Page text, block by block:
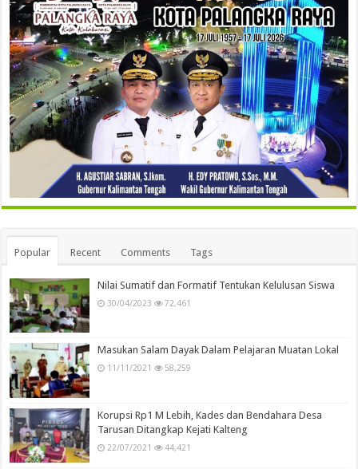
Popular Recent Comments Tags
Nilai Sumatif dan Formatif Tentukan Kelulusan Siswa
30/04/2023 72,461
Masukan Salam Dayak Dalam Pelajaran Muatan Lokal
11/11/2021 58,259
Korupsi Rp1 M Lebih, Kades dan Bendahara Desa
Tarusan Ditangkap Kejati Kalteng
22/07/2021 44,421